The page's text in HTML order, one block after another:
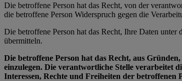
Die betroffene Person hat das Recht, von der
die betroffene Person Widerspruch gegen die
Die betroffene Person hat das Recht, Ihre Daten
übermitteln.
Die betroffene Person hat das Recht, aus
einzulegen. Die verantwortliche Stelle verarbeitet
Interessen, Rechte und Freiheiten der